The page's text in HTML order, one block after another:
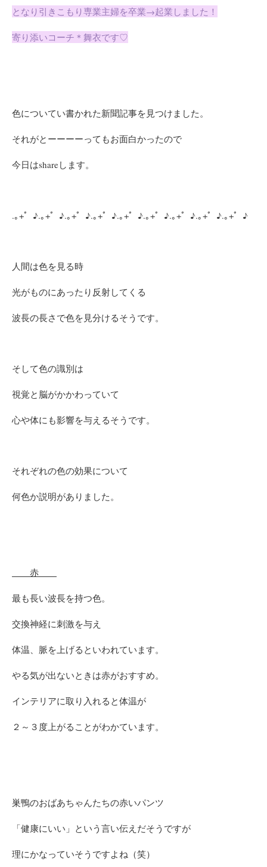
となり引きこもり専業主婦を卒業→起業しました！
寄り添いコーチ＊舞衣です♡
色についてい書かれた新聞記事を見つけました。
それがとーーーーってもお面白かったので
今日はshareします。
.｡+゜♪.｡+゜♪.｡+゜♪.｡+゜♪.｡+゜♪.｡+゜♪.｡+゜♪.｡+゜♪.｡+゜♪
人間は色を見る時
光がものにあったり反射してくる
波長の長さで色を見分けるそうです。
そして色の識別は
視覚と脳がかかわっていて
心や体にも影響を与えるそうです。
それぞれの色の効果について
何色か説明がありました。
赤
最も長い波長を持つ色。
交換神経に刺激を与え
体温、脈を上げるといわれています。
やる気が出ないときは赤がおすすめ。
インテリアに取り入れると体温が
２～３度上がることがわかています。
巣鴨のおばあちゃんたちの赤いパンツ
「健康にいい」という言い伝えだそうですが
理にかなっていそうですよね（笑）